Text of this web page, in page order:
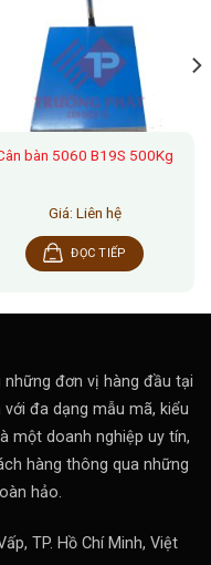
bàn 5060 B19S 500Kg
Giá: Liên hệ
ĐỌC TIẾP
đơn vị hàng đầu tại
đa dạng mẫu mã, kiểu
một doanh nghiệp uy tín,
hàng thông qua những
hảo.
TP. Hồ Chí Minh, Việt